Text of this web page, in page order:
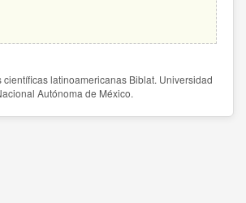
científicas latinoamericanas Biblat. Universidad
Autónoma de México.